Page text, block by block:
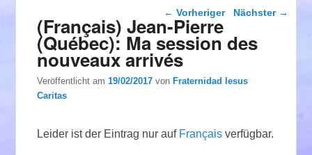
Beitragsnavigation
← Vorheriger Nächster →
(Français) Jean-Pierre
(Québec): Ma session des
nouveaux arrivés
Veröffentlicht am19/02/2017 vonFraternidad Iesus
Caritas
Leider ist der Eintrag nur auf Français verfügbar.